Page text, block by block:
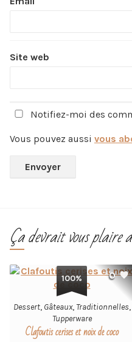
Site web
Notifiez-moi des
Vous pouvez aussi vous
Ça devrait vous plaire
100% 0
Dessert, Gâteaux,Traditionnelles,
Tupperware
Clafoutis cerises et noix de coco